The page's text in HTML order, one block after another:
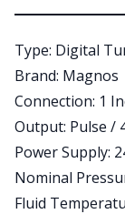
Type: Digital
Brand: Magnos
Connection: 1
Output: Pulse /
Power Supply:
Nominal
Fluid